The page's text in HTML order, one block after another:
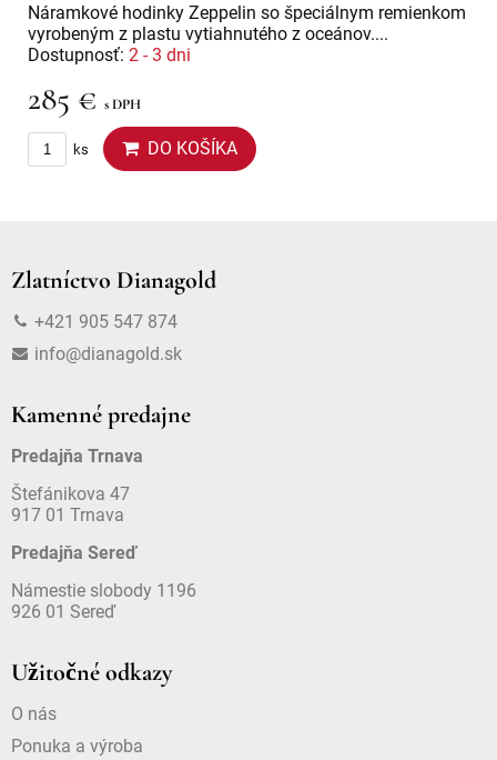
Náramkové hodinky Zeppelin so špeciálnym remienkom
vyrobeným z plastu vytiahnutého z oceánov....
Dostupnosť: 2 - 3 dni
285 € s DPH
ks DO KOŠÍKA
Zlatníctvo Dianagold
+421 905 547 874
info@dianagold.sk
Kamenné predajne
Predajňa Trnava
Štefánikova 47
917 01 Trnava
Predajňa Sereď
Námestie slobody 1196
926 01 Sereď
Užitočné odkazy
O nás
Ponuka a výroba